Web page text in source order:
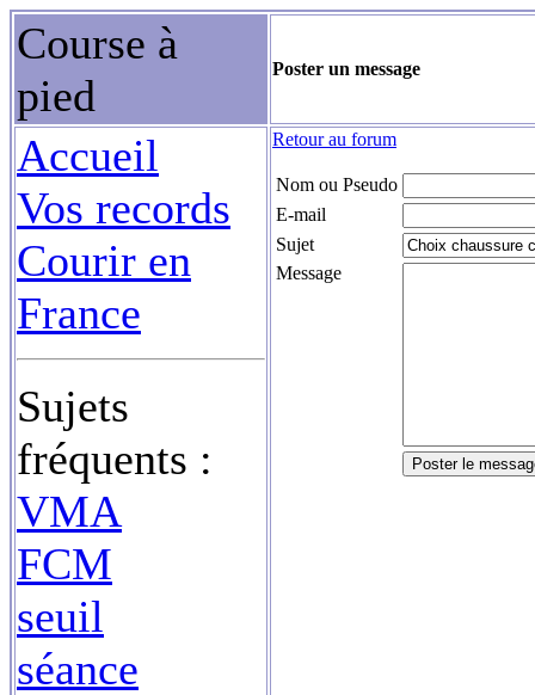
Course à
pied
Poster un message
Accueil
Vos records
Courir en
France
Sujets
fréquents :
VMA
FCM
seuil
séance
Retour au forum
Nom ou Pseudo
E-mail
Sujet
Message